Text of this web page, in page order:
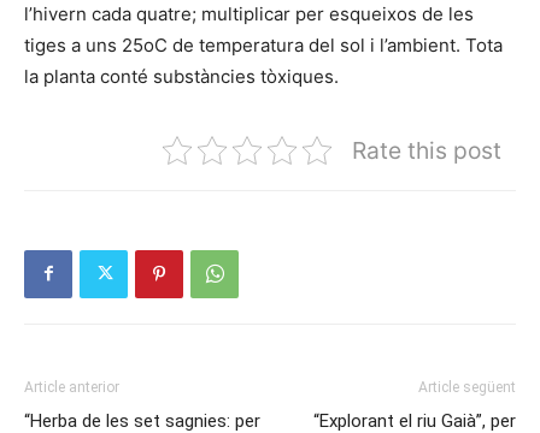
l’hivern cada quatre; multiplicar per esqueixos de les
tiges a uns 25oC de temperatura del sol i l’ambient. Tota
la planta conté substàncies tòxiques.
Rate this post
Article anterior
“Herba de les set sagnies: per
Article següent
“Explorant el riu Gaià”, per